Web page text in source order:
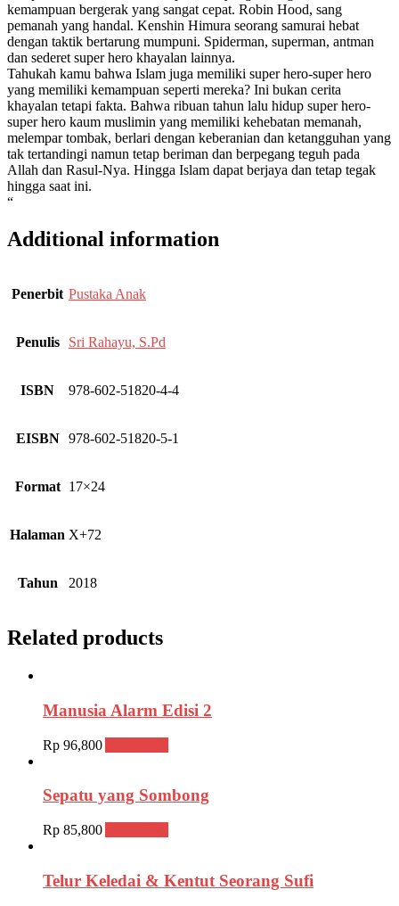
kemampuan bergerak yang sangat cepat. Robin Hood, sang
pemanah yang handal. Kenshin Himura seorang samurai hebat
dengan taktik bertarung mumpuni. Spiderman, superman, antman
dan sederet super hero khayalan lainnya.
Tahukah kamu bahwa Islam juga memiliki super hero-super hero
yang memiliki kemampuan seperti mereka? Ini bukan cerita
khayalan tetapi fakta. Bahwa ribuan tahun lalu hidup super hero-
super hero kaum muslimin yang memiliki kehebatan memanah,
melempar tombak, berlari dengan keberanian dan ketangguhan yang
tak tertandingi namun tetap beriman dan berpegang teguh pada
Allah dan Rasul-Nya. Hingga Islam dapat berjaya dan tetap tegak
hingga saat ini.
“
Additional information
Penerbit Pustaka Anak
Penulis Sri Rahayu, S.Pd
ISBN 978-602-51820-4-4
EISBN 978-602-51820-5-1
Format 17×24
Halaman X+72
Tahun 2018
Related products
Manusia Alarm Edisi 2
Rp 96,800
Sepatu yang Sombong
Rp 85,800
Telur Keledai & Kentut Seorang Sufi